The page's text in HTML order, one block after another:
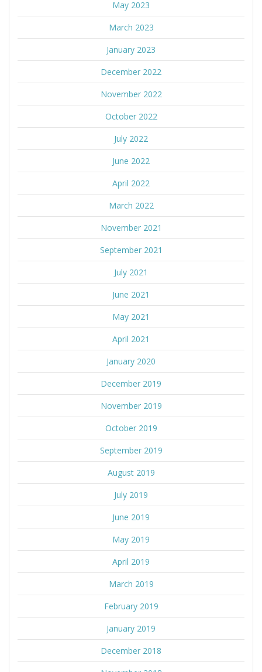
May 2023
March 2023
January 2023
December 2022
November 2022
October 2022
July 2022
June 2022
April 2022
March 2022
November 2021
September 2021
July 2021
June 2021
May 2021
April 2021
January 2020
December 2019
November 2019
October 2019
September 2019
August 2019
July 2019
June 2019
May 2019
April 2019
March 2019
February 2019
January 2019
December 2018